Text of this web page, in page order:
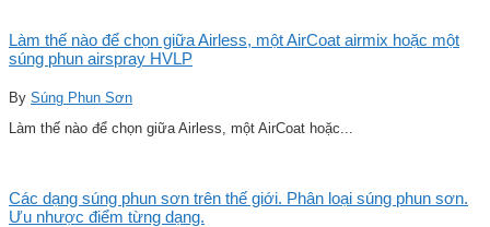
Làm thế nào để chọn giữa Airless, một AirCoat airmix hoặc một
súng phun airspray HVLP
By Súng Phun Sơn
Làm thế nào để chọn giữa Airless, một AirCoat hoặc...
Các dạng súng phun sơn trên thế giới. Phân loại súng phun sơn.
Ưu nhược điểm từng dạng.